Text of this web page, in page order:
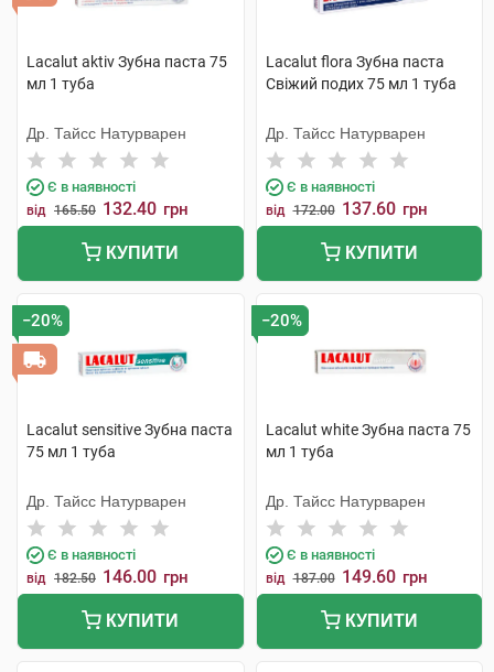
Lacalut aktiv Зубна паста 75
мл 1 туба
Др. Тайсс Натурварен
Є в наявності
від 165.50 132.40 грн
КУПИТИ
Lacalut flora Зубна паста
Свіжий подих 75 мл 1 туба
Др. Тайсс Натурварен
Є в наявності
від 172.00 137.60 грн
КУПИТИ
−20%
Lacalut sensitive Зубна паста
75 мл 1 туба
Др. Тайсс Натурварен
Є в наявності
від 182.50 146.00 грн
КУПИТИ
−20%
Lacalut white Зубна паста 75
мл 1 туба
Др. Тайсс Натурварен
Є в наявності
від 187.00 149.60 грн
КУПИТИ